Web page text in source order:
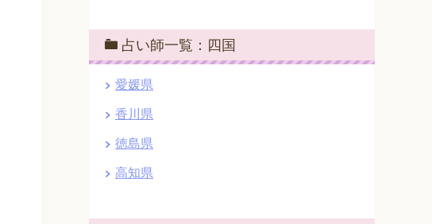
占い師一覧：四国
愛媛県
香川県
徳島県
高知県